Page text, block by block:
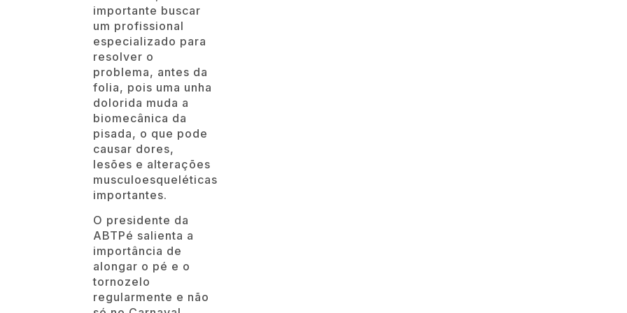
importante buscar
um profissional
especializado para
resolver o
problema, antes da
folia, pois uma unha
dolorida muda a
biomecânica da
pisada, o que pode
causar dores,
lesões e alterações
musculoesqueléticas
importantes.
O presidente da
ABTPé salienta a
importância de
alongar o pé e o
tornozelo
regularmente e não